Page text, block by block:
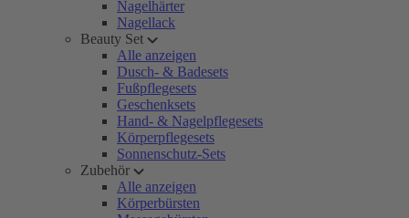
Nagelhärter
Nagellack
Beauty Set
Alle anzeigen
Dusch- & Badesets
Fußpflegesets
Geschenksets
Hand- & Nagelpflegesets
Körperpflegesets
Sonnenschutz-Sets
Zubehör
Alle anzeigen
Körperbürsten